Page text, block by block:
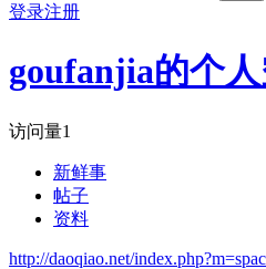
登录注册
goufanjia的个人
访问量1
新鲜事
帖子
资料
http://daoqiao.net/